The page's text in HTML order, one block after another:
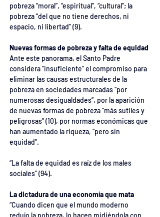
pobreza “moral”, “espiritual”, “cultural”; la
pobreza “del que no tiene derechos, ni
espacio, ni libertad” (9).
Nuevas formas de pobreza y falta de equidad
Ante este panorama, el Santo Padre
considera “insuficiente” el compromiso para
eliminar las causas estructurales de la
pobreza en sociedades marcadas “por
numerosas desigualdades”, por la aparición
de nuevas formas de pobreza “más sutiles y
peligrosas” (10), por normas económicas que
han aumentado la riqueza, “pero sin
equidad”.
“La falta de equidad es raíz de los males
sociales” (94).
La dictadura de una economía que mata
“Cuando dicen que el mundo moderno
redujo la pobreza, lo hacen midiéndola con